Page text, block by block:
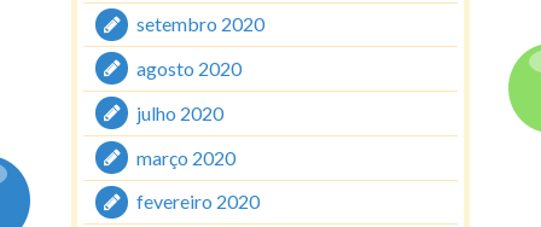
setembro 2020
agosto 2020
julho 2020
março 2020
fevereiro 2020